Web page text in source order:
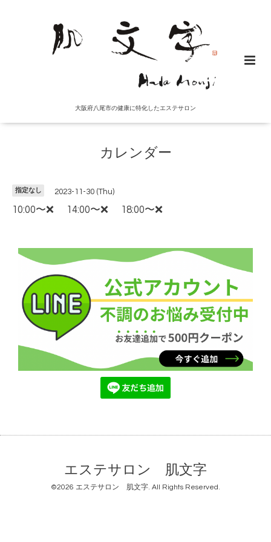
大阪府八尾市の健康に特化したエステサロン
カレンダー
指定なし 2023-11-30 (Thu)
10:00〜❌ 14:00〜❌ 18:00〜❌
エステサロン 肌文字
©2026 エステサロン 肌文字. All Rights Reserved.